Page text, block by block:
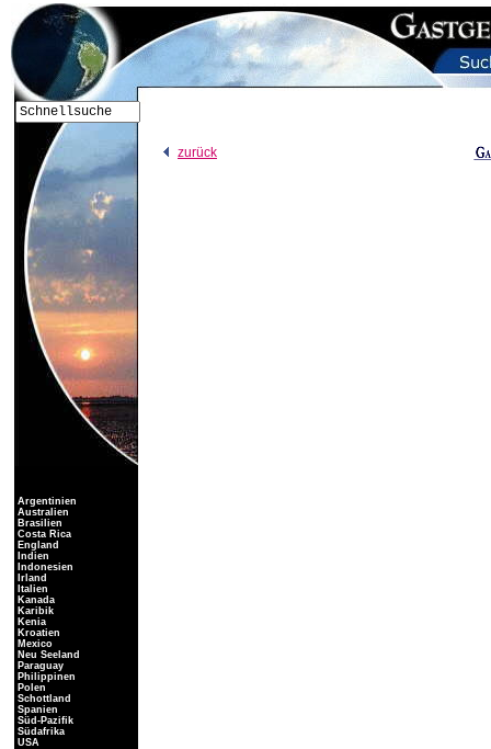
zurück
Argentinien
Australien
Brasilien
Costa Rica
England
Indien
Indonesien
Irland
Italien
Kanada
Karibik
Kenia
Kroatien
Mexico
Neu Seeland
Paraguay
Philippinen
Polen
Schottland
Spanien
Süd-Pazifik
Südafrika
USA